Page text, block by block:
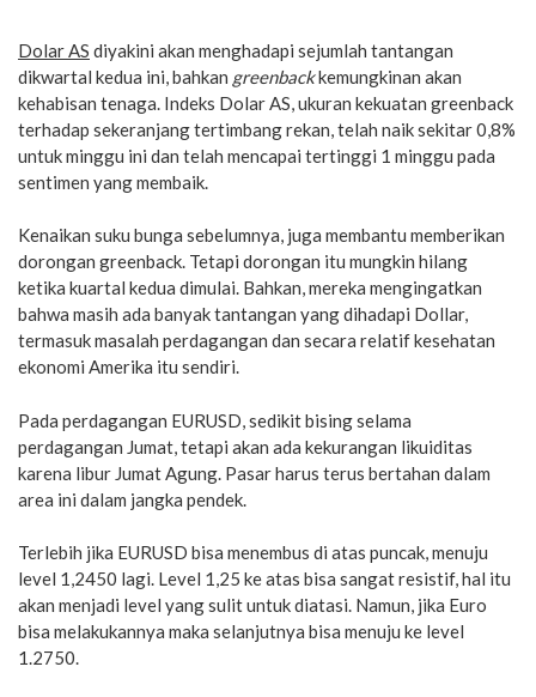
Dolar AS diyakini akan menghadapi sejumlah tantangan
dikwartal kedua ini, bahkan greenbackkemungkinan akan
kehabisan tenaga. Indeks Dolar AS, ukuran kekuatan greenback
terhadap sekeranjang tertimbang rekan, telah naik sekitar 0,8%
untuk minggu ini dan telah mencapai tertinggi 1 minggu pada
sentimen yang membaik.
Kenaikan suku bunga sebelumnya, juga membantu memberikan
dorongan greenback. Tetapi dorongan itu mungkin hilang
ketika kuartal kedua dimulai. Bahkan, mereka mengingatkan
bahwa masih ada banyak tantangan yang dihadapi Dollar,
termasuk masalah perdagangan dan secara relatif kesehatan
ekonomi Amerika itu sendiri.
Pada perdagangan EURUSD, sedikit bising selama
perdagangan Jumat, tetapi akan ada kekurangan likuiditas
karena libur Jumat Agung. Pasar harus terus bertahan dalam
area ini dalam jangka pendek.
Terlebih jika EURUSD bisa menembus di atas puncak, menuju
level 1,2450 lagi. Level 1,25 ke atas bisa sangat resistif, hal itu
akan menjadi level yang sulit untuk diatasi. Namun, jika Euro
bisa melakukannya maka selanjutnya bisa menuju ke level
1.2750.